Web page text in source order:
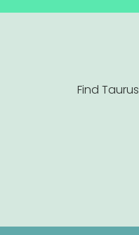
Find